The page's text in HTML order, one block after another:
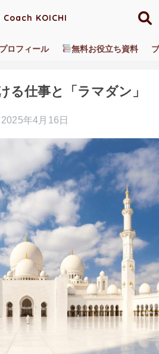
Coach KOICHI
プロフィール 無料お役立ち資料
海外あるある
る仕事と「ラマダン」
2025年4月16日